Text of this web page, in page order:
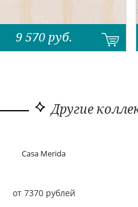
9 570руб.
Другие
Casa Merida
от 7370 рублей